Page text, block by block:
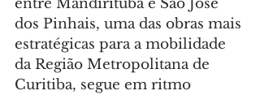
entre Mandirituba e São José
dos Pinhais, uma das obras mais
estratégicas para a mobilidade
da Região Metropolitana de
Curitiba, segue em ritmo